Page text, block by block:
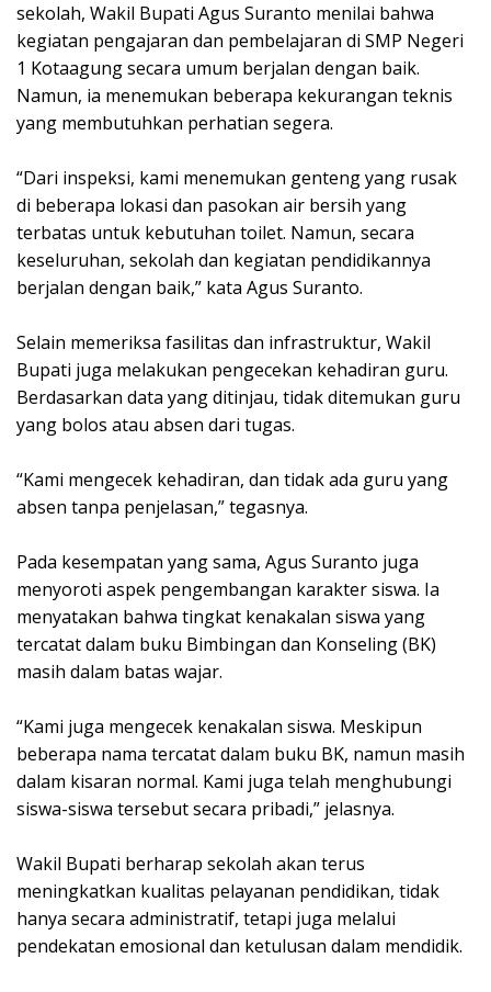
sekolah, Wakil Bupati Agus Suranto menilai bahwa
kegiatan pengajaran dan pembelajaran di SMP Negeri
1 Kotaagung secara umum berjalan dengan baik.
Namun, ia menemukan beberapa kekurangan teknis
yang membutuhkan perhatian segera.
“Dari inspeksi, kami menemukan genteng yang rusak
di beberapa lokasi dan pasokan air bersih yang
terbatas untuk kebutuhan toilet. Namun, secara
keseluruhan, sekolah dan kegiatan pendidikannya
berjalan dengan baik,” kata Agus Suranto.
Selain memeriksa fasilitas dan infrastruktur, Wakil
Bupati juga melakukan pengecekan kehadiran guru.
Berdasarkan data yang ditinjau, tidak ditemukan guru
yang bolos atau absen dari tugas.
“Kami mengecek kehadiran, dan tidak ada guru yang
absen tanpa penjelasan,” tegasnya.
Pada kesempatan yang sama, Agus Suranto juga
menyoroti aspek pengembangan karakter siswa. Ia
menyatakan bahwa tingkat kenakalan siswa yang
tercatat dalam buku Bimbingan dan Konseling (BK)
masih dalam batas wajar.
“Kami juga mengecek kenakalan siswa. Meskipun
beberapa nama tercatat dalam buku BK, namun masih
dalam kisaran normal. Kami juga telah menghubungi
siswa-siswa tersebut secara pribadi,” jelasnya.
Wakil Bupati berharap sekolah akan terus
meningkatkan kualitas pelayanan pendidikan, tidak
hanya secara administratif, tetapi juga melalui
pendekatan emosional dan ketulusan dalam mendidik.